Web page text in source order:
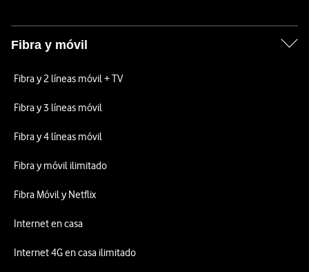
Fibra y móvil
Fibra y 2 líneas móvil + TV
Fibra y 3 líneas móvil
Fibra y 4 líneas móvil
Fibra y móvil ilimitado
Fibra Móvil y Netflix
Internet en casa
Internet 4G en casa ilimitado